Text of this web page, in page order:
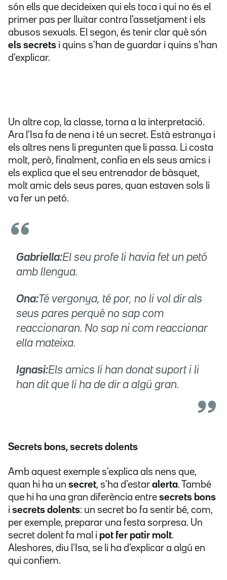
són ells que decideixen qui els toca i qui no és el
primer pas per lluitar contra l'assetjament i els
abusos sexuals. El segon, és tenir clar què són
els secrets i quins s'han de guardar i quins s'han
d'explicar.
Un altre cop, la classe, torna a la interpretació.
Ara l'Isa fa de nena i té un secret. Està estranya i
els altres nens li pregunten que li passa. Li costa
molt, però, finalment, confia en els seus amics i
els explica que el seu entrenador de bàsquet,
molt amic dels seus pares, quan estaven sols li
va fer un petó.
Gabriella:El seu profe li havia fet un petó
amb llengua.
Ona: Té vergonya, té por, no li vol dir als
seus pares perquè no sap com
reaccionaran. No sap ni com reaccionar
ella mateixa.
Ignasi:Els amics li han donat suport i li
han dit que li ha de dir a algú gran.
Secrets bons, secrets dolents
Amb aquest exemple s'explica als nens que,
quan hi ha un secret, s'ha d'estar alerta. També
que hi ha una gran diferència entre secrets bons
i secrets dolents: un secret bo fa sentir bé, com,
per exemple, preparar una festa sorpresa. Un
secret dolent fa mal i pot fer patir molt.
Aleshores, diu l'Isa, se li ha d'explicar a algú en
qui confiem.